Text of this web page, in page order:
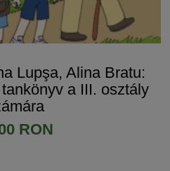
Lupşa, Alina Bratu:
a III. osztály
RON